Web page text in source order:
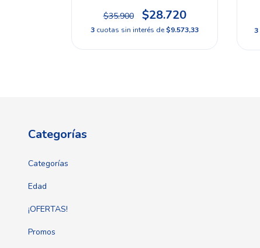
$35.900
$28.720
3 cuotas sin interés de$9.573,33 3
Categorías
Categorías
Edad
¡OFERTAS!
Promos